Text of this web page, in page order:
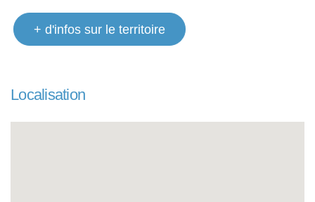
+ d'infos sur le territoire
Localisation